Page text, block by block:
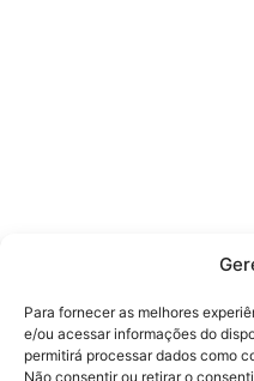
Para fornecer as melhores
e/ou acessar informações do
permitirá processar dados como
Não consentir ou retirar o